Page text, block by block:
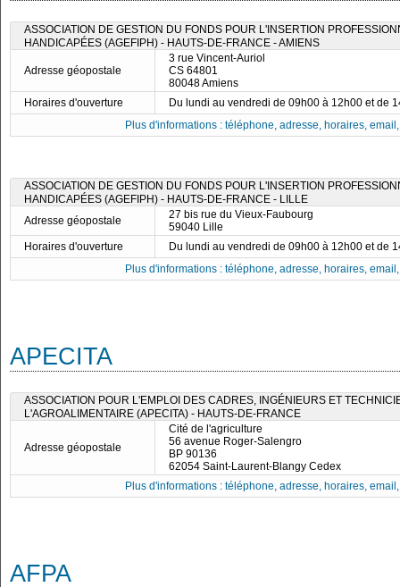
ASSOCIATION DE GESTION DU FONDS POUR L'INSERTION
HANDICAPÉES (AGEFIPH) - HAUTS-DE-FRANCE - AMIENS
Adresse géopostale
3 rue Vincent-Auriol
CS 64801
80048 Amiens
Horaires d'ouverture
Du lundi au vendredi de 09h00 à 12h00 et de
Plus d'informations : téléphone, adresse, horaires,
ASSOCIATION DE GESTION DU FONDS POUR L'INSERTION
HANDICAPÉES (AGEFIPH) - HAUTS-DE-FRANCE - LILLE
Adresse géopostale
27 bis rue du Vieux-Faubourg
59040 Lille
Horaires d'ouverture
Du lundi au vendredi de 09h00 à 12h00 et de
Plus d'informations : téléphone, adresse, horaires,
APECITA
ASSOCIATION POUR L'EMPLOI DES CADRES, INGÉNIEURS ET
L'AGROALIMENTAIRE (APECITA) - HAUTS-DE-FRANCE
Adresse géopostale
Cité de l'agriculture
56 avenue Roger-Salengro
BP 90136
62054 Saint-Laurent-Blangy Cedex
Plus d'informations : téléphone, adresse, horaires,
AFPA